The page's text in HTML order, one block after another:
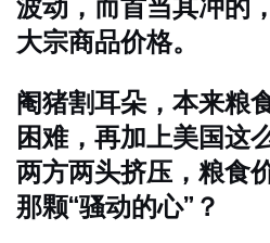
波动，而首当其冲的
大宗商品价格。
阉猪割耳朵，本来粮
困难，再加上美国这
两方两头挤压，粮食
那颗“骚动的心”？